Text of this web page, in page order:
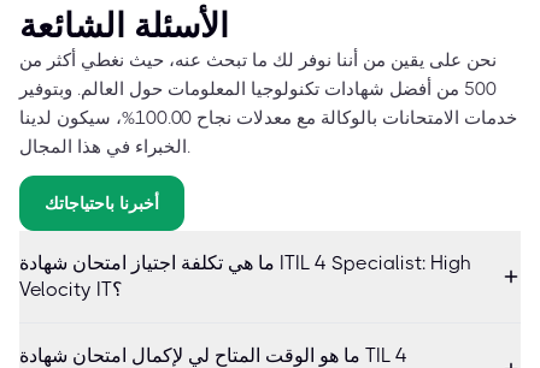
الأسئلة الشائعة
نحن على يقين من أننا نوفر لك ما تبحث عنه، حيث نغطي أكثر من
500 من أفضل شهادات تكنولوجيا المعلومات حول العالم. وبتوفير
خدمات الامتحانات بالوكالة مع معدلات نجاح 100.00%، سيكون لدينا
الخبراء في هذا المجال.
أخبرنا باحتياجاتك
ما هي تكلفة اجتياز امتحان شهادة ITIL 4 Specialist: High
Velocity IT؟
ما هو الوقت المتاح لي لإكمال امتحان شهادة TIL 4